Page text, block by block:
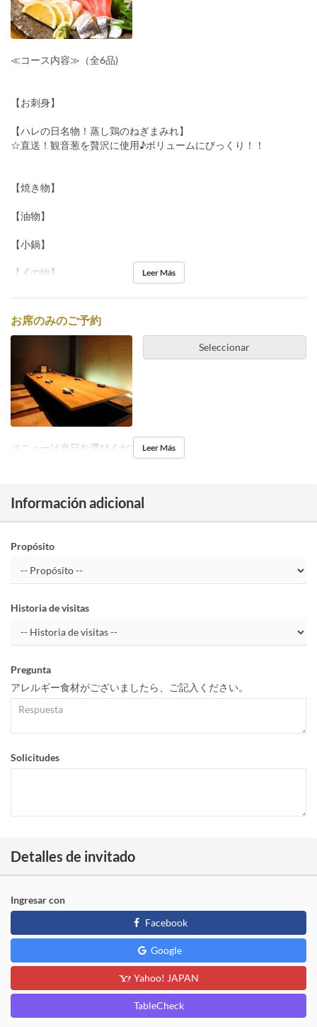
≪コース内容≫（全6品)
【お刺身】
【ハレの日名物！蒸し鶏のねぎまみれ】
☆直送！観音葱を贅沢に使用♪ボリュームにびっくり！！
【焼き物】
【油物】
【小鍋】
【〆の物】 Leer Más
お席のみのご予約
Seleccionar
メニューは当日お選びください。Leer Más
Información adicional
Propósito
Historia de visitas
Pregunta
アレルギー食材がございましたら、ご記入ください。
Solicitudes
Detalles de invitado
Ingresar con
Facebook
Google
Yahoo! JAPAN
TableCheck